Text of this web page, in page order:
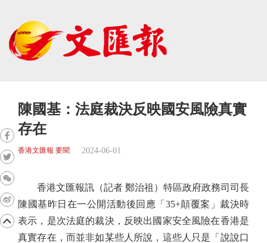
陳國基：法庭裁決反映國安風險真實
存在
香港文匯報 要聞 2024-06-01
香港文匯報訊（記者 鄭治祖）特區政府政務司司長
陳國基昨日在一公開活動後回應「35+顛覆案」裁決時
表示，是次法庭的裁決，反映出國家安全風險在香港是
真實存在，而並非如某些人所說，這些人只是「說說口